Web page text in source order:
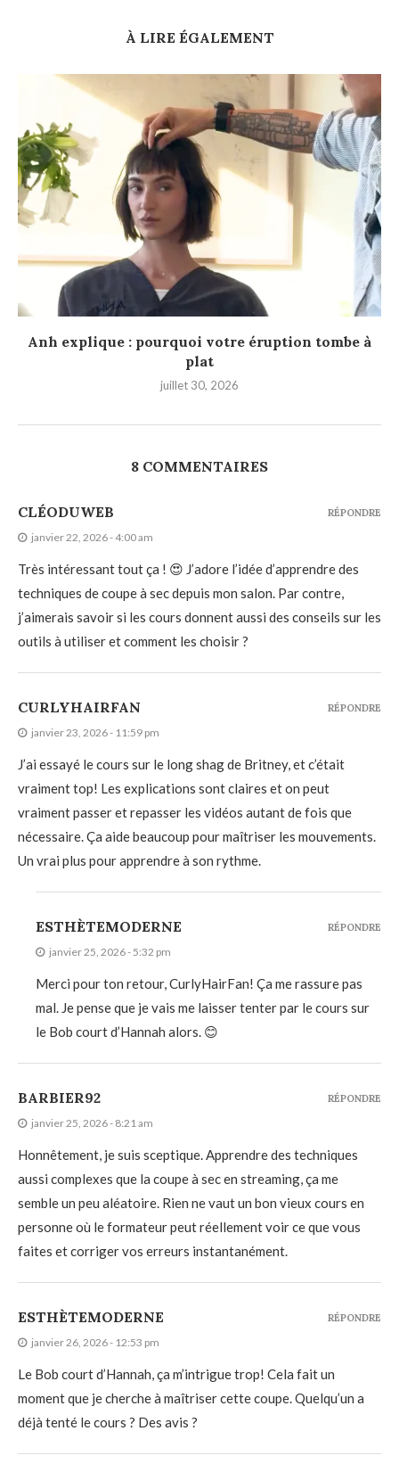
À LIRE ÉGALEMENT
Anh explique : pourquoi votre éruption tombe à
plat
juillet 30, 2026
8 COMMENTAIRES
CLÉODUWEB
janvier 22, 2026 - 4:00 am
Très intéressant tout ça ! 😍 J’adore l’idée d’apprendre des
techniques de coupe à sec depuis mon salon. Par contre,
j’aimerais savoir si les cours donnent aussi des conseils sur les
outils à utiliser et comment les choisir ?
RÉPONDRE
CURLYHAIRFAN
janvier 23, 2026 - 11:59 pm
J’ai essayé le cours sur le long shag de Britney, et c’était
vraiment top! Les explications sont claires et on peut
vraiment passer et repasser les vidéos autant de fois que
nécessaire. Ça aide beaucoup pour maîtriser les mouvements.
Un vrai plus pour apprendre à son rythme.
RÉPONDRE
ESTHÈTEMODERNE
janvier 25, 2026 - 5:32 pm
Merci pour ton retour, CurlyHairFan! Ça me rassure pas
mal. Je pense que je vais me laisser tenter par le cours sur
le Bob court d’Hannah alors. 😊
RÉPONDRE
BARBIER92
janvier 25, 2026 - 8:21 am
Honnêtement, je suis sceptique. Apprendre des techniques
aussi complexes que la coupe à sec en streaming, ça me
semble un peu aléatoire. Rien ne vaut un bon vieux cours en
personne où le formateur peut réellement voir ce que vous
faites et corriger vos erreurs instantanément.
RÉPONDRE
ESTHÈTEMODERNE
janvier 26, 2026 - 12:53 pm
Le Bob court d’Hannah, ça m’intrigue trop! Cela fait un
moment que je cherche à maîtriser cette coupe. Quelqu’un a
déjà tenté le cours ? Des avis ?
RÉPONDRE